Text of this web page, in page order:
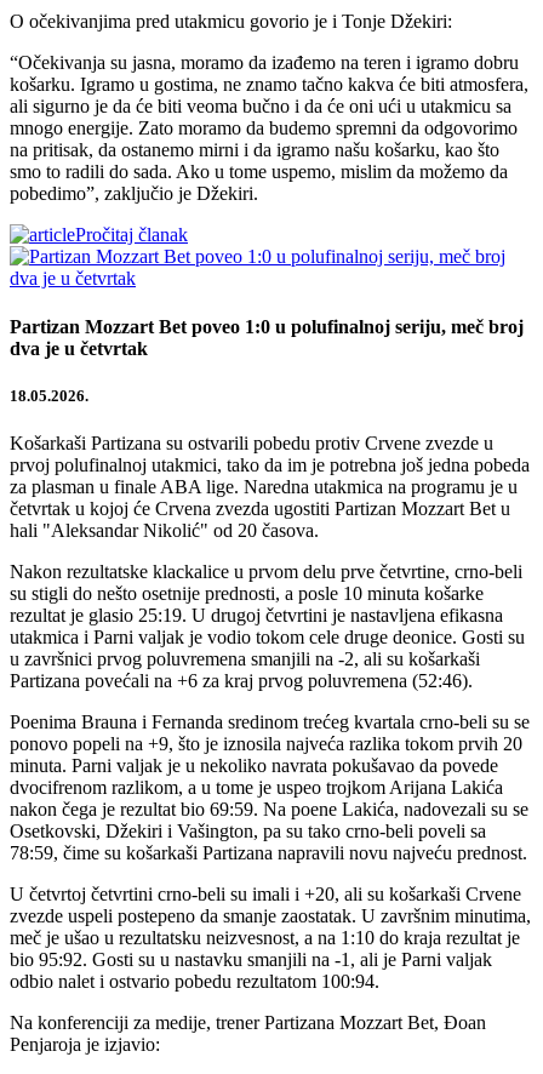
O očekivanjima pred utakmicu govorio je i Tonje Džekiri:
“Očekivanja su jasna, moramo da izađemo na teren i igramo dobru
košarku. Igramo u gostima, ne znamo tačno kakva će biti atmosfera,
ali sigurno je da će biti veoma bučno i da će oni ući u utakmicu sa
mnogo energije. Zato moramo da budemo spremni da odgovorimo
na pritisak, da ostanemo mirni i da igramo našu košarku, kao što
smo to radili do sada. Ako u tome uspemo, mislim da možemo da
pobedimo”, zaključio je Džekiri.
Pročitaj članak
Partizan Mozzart Bet poveo 1:0 u polufinalnoj seriju, meč broj
dva je u četvrtak
18.05.2026.
Košarkaši Partizana su ostvarili pobedu protiv Crvene zvezde u
prvoj polufinalnoj utakmici, tako da im je potrebna još jedna pobeda
za plasman u finale ABA lige. Naredna utakmica na programu je u
četvrtak u kojoj će Crvena zvezda ugostiti Partizan Mozzart Bet u
hali "Aleksandar Nikolić" od 20 časova.
Nakon rezultatske klackalice u prvom delu prve četvrtine, crno-beli
su stigli do nešto osetnije prednosti, a posle 10 minuta košarke
rezultat je glasio 25:19. U drugoj četvrtini je nastavljena efikasna
utakmica i Parni valjak je vodio tokom cele druge deonice. Gosti su
u završnici prvog poluvremena smanjili na -2, ali su košarkaši
Partizana povećali na +6 za kraj prvog poluvremena (52:46).
Poenima Brauna i Fernanda sredinom trećeg kvartala crno-beli su se
ponovo popeli na +9, što je iznosila najveća razlika tokom prvih 20
minuta. Parni valjak je u nekoliko navrata pokušavao da povede
dvocifrenom razlikom, a u tome je uspeo trojkom Arijana Lakića
nakon čega je rezultat bio 69:59. Na poene Lakića, nadovezali su se
Osetkovski, Džekiri i Vašington, pa su tako crno-beli poveli sa
78:59, čime su košarkaši Partizana napravili novu najveću prednost.
U četvrtoj četvrtini crno-beli su imali i +20, ali su košarkaši Crvene
zvezde uspeli postepeno da smanje zaostatak. U završnim minutima,
meč je ušao u rezultatsku neizvesnost, а na 1:10 do kraja rezultat je
bio 95:92. Gosti su u nastavku smanjili na -1, ali je Parni valjak
odbio nalet i ostvario pobedu rezultatom 100:94.
Na konferenciji za medije, trener Partizana Mozzart Bet, Đoan
Penjaroja je izjavio: